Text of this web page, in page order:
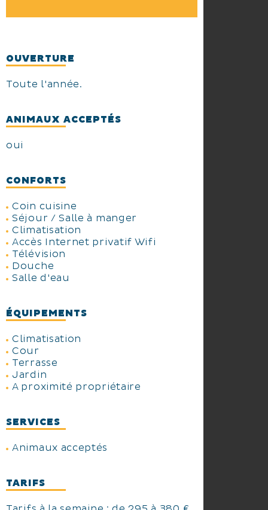
OUVERTURE
Toute l'année.
ANIMAUX ACCEPTÉS
oui
CONFORTS
Coin cuisine
Séjour / Salle à manger
Climatisation
Accès Internet privatif Wifi
Télévision
Douche
Salle d'eau
ÉQUIPEMENTS
Climatisation
Cour
Terrasse
Jardin
A proximité propriétaire
SERVICES
Animaux acceptés
TARIFS